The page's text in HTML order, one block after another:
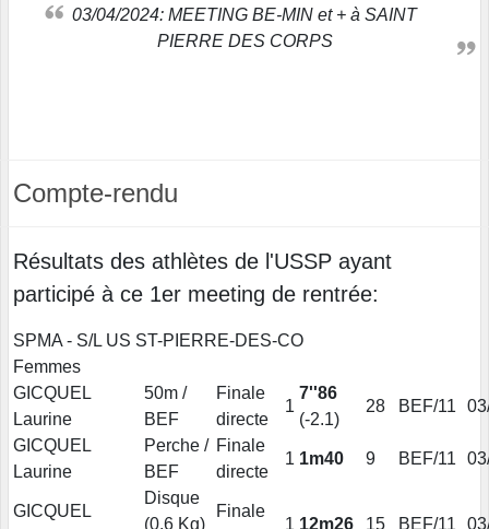
03/04/2024: MEETING BE-MIN et + à SAINT
PIERRE DES CORPS
Compte-rendu
Résultats des athlètes de l'USSP ayant
participé à ce 1er meeting de rentrée:
SPMA - S/L US ST-PIERRE-DES-CO
Femmes
GICQUEL
Laurine
50m /
BEF
Finale
directe
1
7''86
(-2.1)
28 BEF/11
GICQUEL
Laurine
Perche /
BEF
Finale
directe
1 1m40 9 BEF/11
GICQUEL
Disque
(0.6 Kg)
Finale
1 12m26 15 BEF/11